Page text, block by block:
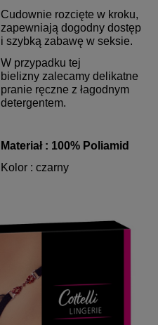
Cudownie rozcięte w kroku,
zapewniają dogodny dostęp
i szybką zabawę w seksie.
W przypadku tej
bielizny zalecamy delikatne
pranie ręczne z łagodnym
detergentem.
Materiał : 100% Poliamid
Kolor : czarny